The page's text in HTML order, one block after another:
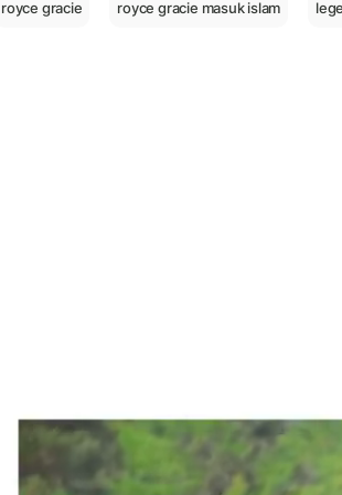
royce gracie royce gracie masuk islam